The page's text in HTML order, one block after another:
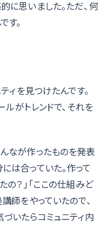
に思いました。ただ、何
す。
ィを見つけたんです。
がトレンドで、それを
なが作ったものを発表
は合っていた。作って
の？」「ここの仕組みど
師をやっていたので、
いたらコミュニティ内